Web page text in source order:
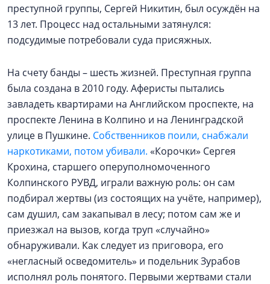
преступной группы, Сергей Никитин, был осуждён на
13 лет. Процесс над остальными затянулся:
подсудимые потребовали суда присяжных.
На счету банды – шесть жизней. Преступная группа
была создана в 2010 году. Аферисты пытались
завладеть квартирами на Английском проспекте, на
проспекте Ленина в Колпино и на Ленинградской
улице в Пушкине. Собственников поили, снабжали
наркотиками, потом убивали. «Корочки» Сергея
Крохина, старшего оперуполномоченного
Колпинского РУВД, играли важную роль: он сам
подбирал жертвы (из состоящих на учёте, например),
сам душил, сам закапывал в лесу; потом сам же и
приезжал на вызов, когда труп «случайно»
обнаруживали. Как следует из приговора, его
«негласный осведомитель» и подельник Зурабов
исполнял роль понятого. Первыми жертвами стали